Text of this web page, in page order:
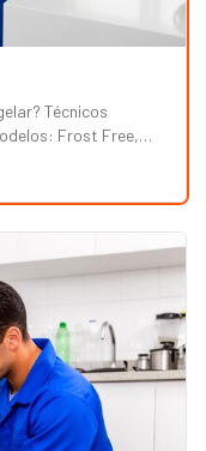
Técnicos
Frost Free,
e convencional.